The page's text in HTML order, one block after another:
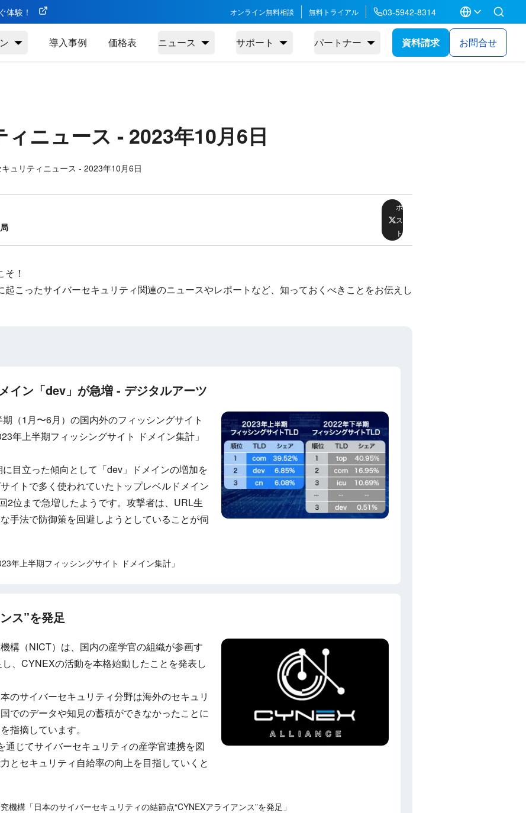
体験！ オンライン無料相談 無料トライアル 03-5942-8314
導入事例 価格表 ニュース サポート パートナー 資料請求 お問合せ
ィニュース - 2023年10月6日
ュリティニュース - 2023年10月6日
ポ
ス
ト
！
こったサイバーセキュリティ関連のニュースやレポートなど、知っておくべきことをお伝えし
イン「dev」が急増 - デジタルアーツ
（1月〜6月）の国内外のフィッシングサイト
年上半期フィッシングサイト ドメイン集計」
目立った傾向として「dev」ドメインの増加を
イトで多く使われていたトップレベルドメイン
2位まで急増したようです。攻撃者は、URL生
手法で防御策を回避しようとしていることが伺
年上半期フィッシングサイト ドメイン集計」
ス”を発足
構（NICT）は、国内の産学官の組織が参画す
、CYNEXの活動を本格始動したことを発表し
のサイバーセキュリティ分野は海外のセキュリ
でのデータや知見の蓄積ができなかったことに
指摘しています。
じてサイバーセキュリティの産学官連携を図
とセキュリティ自給率の向上を目指していくと
機構「日本のサイバーセキュリティの結節点“CYNEXアライアンス”を発足」